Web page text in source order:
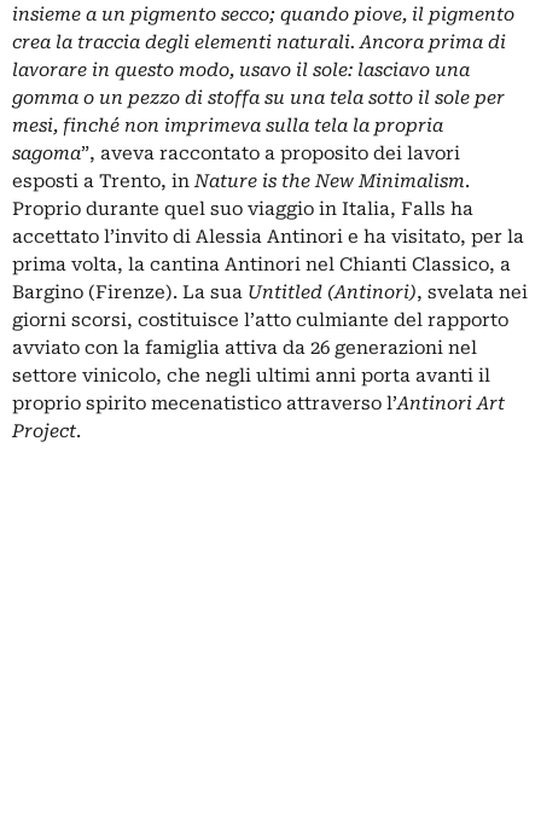
insieme a un pigmento secco; quando piove, il pigmento
crea la traccia degli elementi naturali. Ancora prima di
lavorare in questo modo, usavo il sole: lasciavo una
gomma o un pezzo di stoffa su una tela sotto il sole per
mesi, finché non imprimeva sulla tela la propria
sagoma”, aveva raccontato a proposito dei lavori
esposti a Trento, inNature is the New Minimalism.
Proprio durante quel suo viaggio in Italia, Falls ha
accettato l’invito di Alessia Antinori e ha visitato, per la
prima volta, la cantina Antinori nel Chianti Classico, a
Bargino (Firenze). La sua Untitled (Antinori), svelata nei
giorni scorsi, costituisce l’atto culmiante del rapporto
avviato con la famiglia attiva da 26 generazioni nel
settore vinicolo, che negli ultimi anni porta avanti il
proprio spirito mecenatistico attraverso l’Antinori Art
Project.